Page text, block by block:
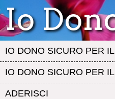
Io
IO DONO SICURO PER
IO DONO SICURO PER
ADERISCI